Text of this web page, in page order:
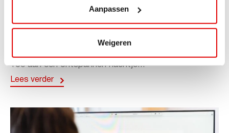
Aanpassen
Weigeren
ViaLuxury Hotels
Toe aan een ontspannen nachtje...
Lees verder